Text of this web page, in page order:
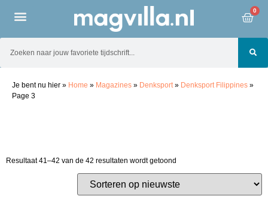
0
Je bent nu hier » Home » Magazines » Denksport » Denksport Filippines »
Page 3
Resultaat 41–42 van de 42 resultaten wordt getoond